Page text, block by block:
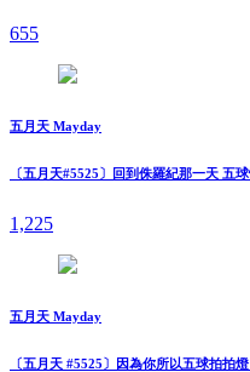
655
五月天 Mayday
〔五月天#5525〕回到侏羅紀那一天 五
1,225
五月天 Mayday
〔五月天 #5525〕因為你所以五球拍拍